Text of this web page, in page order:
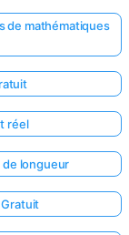
de mathématiques
réel
longueur